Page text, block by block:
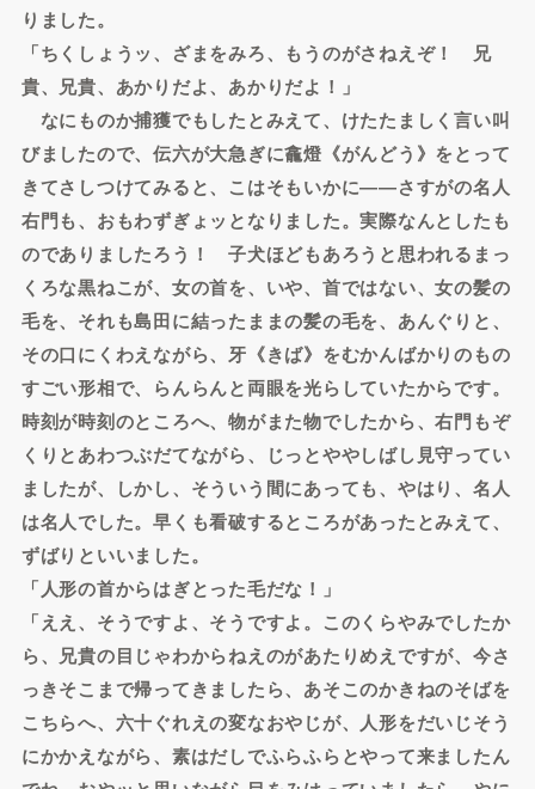
りました。
「ちくしょうッ、ざまをみろ、もうのがさねえぞ！ 兄
貴、兄貴、あかりだよ、あかりだよ！」
なにものか捕獲でもしたとみえて、けたたましく言い叫
びましたので、伝六が大急ぎに龕燈《がんどう》をとって
きてさしつけてみると、こはそもいかに――さすがの名人
右門も、おもわずぎょッとなりました。実際なんとしたも
のでありましたろう！ 子犬ほどもあろうと思われるまっ
くろな黒ねこが、女の首を、いや、首ではない、女の髪の
毛を、それも島田に結ったままの髪の毛を、あんぐりと、
その口にくわえながら、牙《きば》をむかんばかりのもの
すごい形相で、らんらんと両眼を光らしていたからです。
時刻が時刻のところへ、物がまた物でしたから、右門もぞ
くりとあわつぶだてながら、じっとややしばし見守ってい
ましたが、しかし、そういう間にあっても、やはり、名人
は名人でした。早くも看破するところがあったとみえて、
ずばりといいました。
「人形の首からはぎとった毛だな！」
「ええ、そうですよ、そうですよ。このくらやみでしたか
ら、兄貴の目じゃわからねえのがあたりめえですが、今さ
っきそこまで帰ってきましたら、あそこのかきねのそばを
こちらへ、六十ぐれえの変なおやじが、人形をだいじそう
にかかえながら、素はだしでふらふらとやって来ましたん